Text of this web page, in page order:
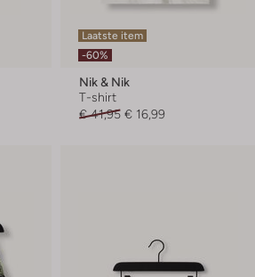
Laatste item
-60%
Nik & Nik
T-shirt
€ 41,95 € 16,99